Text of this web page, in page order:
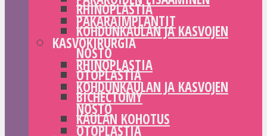
RHINOPLASTIA
KOHDUNKAULAN JA KASVOJEN
NOSTO
OTOPLASTIA
BICHECTOMY
KAULAN KOHOTUS
PAKARAIMPLANTIT
KASVOKIRURGIA
RHINOPLASTIA
KOHDUNKAULAN JA KASVOJEN
NOSTO
OTOPLASTIA